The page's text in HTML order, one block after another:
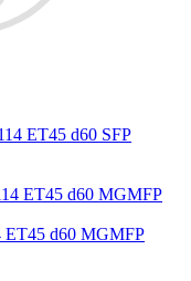
ET45 d60 SFP
ET45 d60 MGMFP